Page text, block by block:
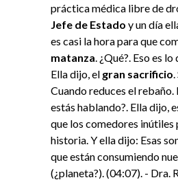
práctica médica libre de
Jefe de Estado y un día
es casi la hora para que
matanza. ¿Qué?. Eso es lo
Ella dijo, el gran sacrificio
Cuando reduces el rebaño.
estás hablando?. Ella dijo,
que los comedores inútiles
historia. Y ella dijo: Esas
que están consumiendo
(¿planeta?). (04:07). - Dra.